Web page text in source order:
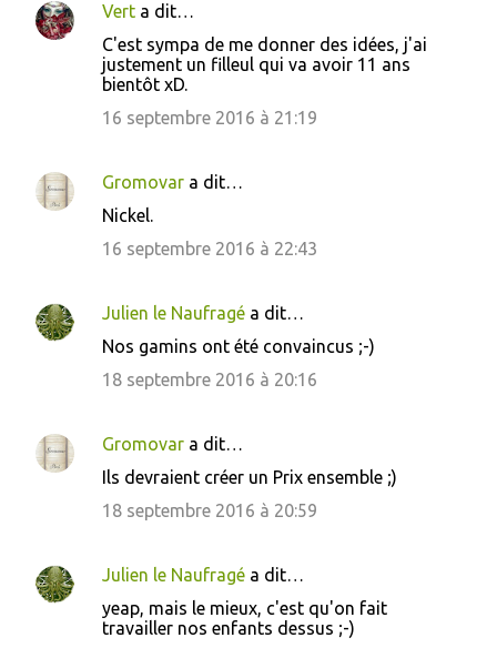
C
n
t
r
e
Vert a dit…
C'est sympa de me donner des idées, j'ai
justement un filleul qui va avoir 11 ans
bientôt xD.
16 septembre 2016 à 21:19
Gromovar a dit…
Nickel.
16 septembre 2016 à 22:43
Julien le Naufragé a dit…
Nos gamins ont été convaincus ;-)
18 septembre 2016 à 20:16
Gromovar a dit…
Ils devraient créer un Prix ensemble ;)
18 septembre 2016 à 20:59
Julien le Naufragé a dit…
yeap, mais le mieux, c'est qu'on fait
travailler nos enfants dessus ;-)